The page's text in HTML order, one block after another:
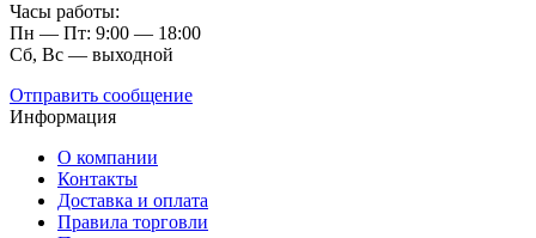
Часы работы:
Пн — Пт: 9:00 — 18:00
Сб, Вc — выходной
Отправить сообщение
Информация
О компании
Контакты
Доставка и оплата
Правила торговли